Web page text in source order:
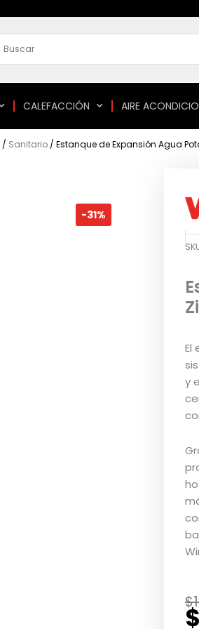
CALEFACCIÓN AIRE
/ Sanitario / Estanque de Expansión Agua
-31%
El
y
$
El
El